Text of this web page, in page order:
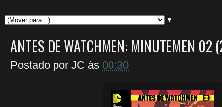
▼
ANTES DE WATCHMEN: MINUTEMEN 02
Postado por JC às 00:30